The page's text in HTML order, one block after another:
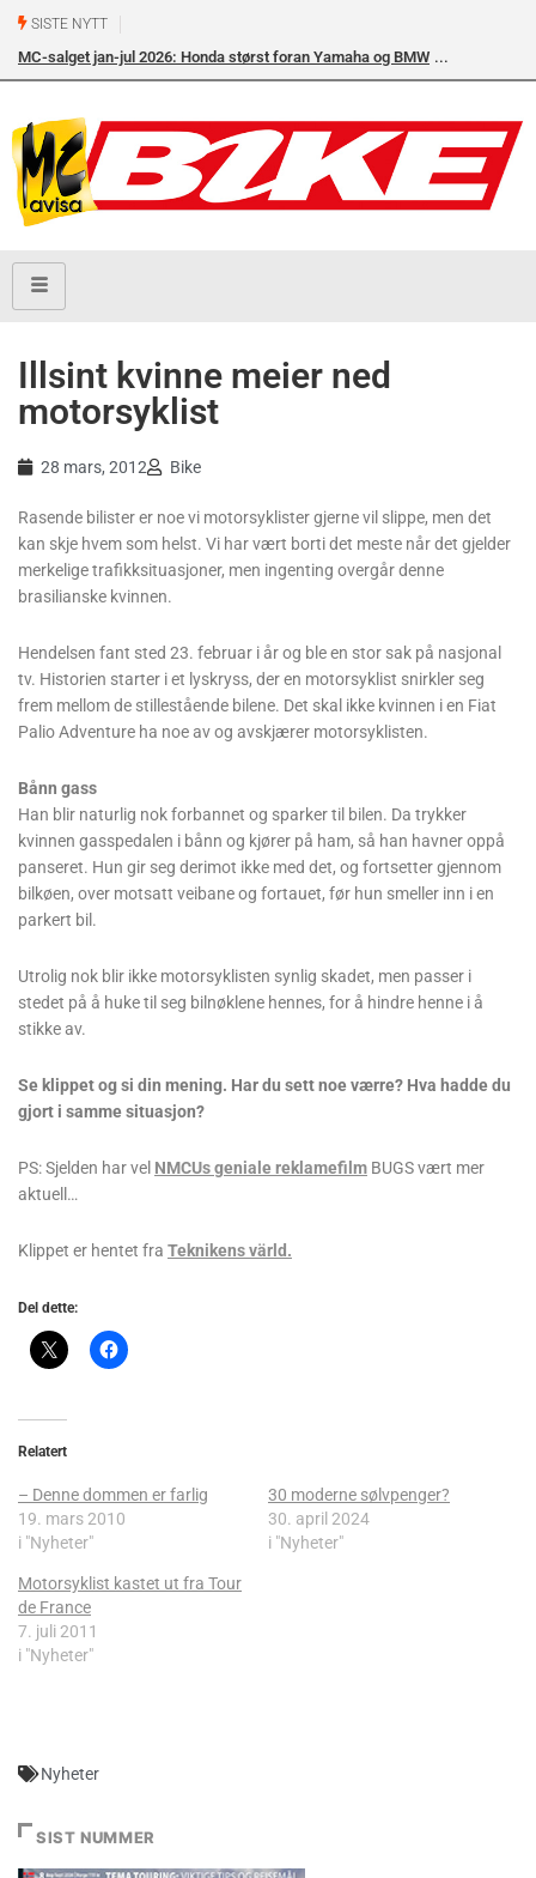
SISTE NYTT
MC-salget jan-jul 2026: Honda størst foran Yamaha og BMW
Illsint kvinne meier ned
motorsyklist
28 mars, 2012 Bike
Rasende bilister er noe vi motorsyklister gjerne vil slippe, men det
kan skje hvem som helst. Vi har vært borti det meste når det gjelder
merkelige trafikksituasjoner, men ingenting overgår denne
brasilianske kvinnen.
Hendelsen fant sted 23. februar i år og ble en stor sak på nasjonal
tv. Historien starter i et lyskryss, der en motorsyklist snirkler seg
frem mellom de stillestående bilene. Det skal ikke kvinnen i en Fiat
Palio Adventure ha noe av og avskjærer motorsyklisten.
Bånn gass
Han blir naturlig nok forbannet og sparker til bilen. Da trykker
kvinnen gasspedalen i bånn og kjører på ham, så han havner oppå
panseret. Hun gir seg derimot ikke med det, og fortsetter gjennom
bilkøen, over motsatt veibane og fortauet, før hun smeller inn i en
parkert bil.
Utrolig nok blir ikke motorsyklisten synlig skadet, men passer i
stedet på å huke til seg bilnøklene hennes, for å hindre henne i å
stikke av.
Se klippet og si din mening. Har du sett noe værre? Hva hadde du
gjort i samme situasjon?
PS: Sjelden har vel NMCUs geniale reklamefilm BUGS vært mer
aktuell…
Klippet er hentet fra Teknikens värld.
Del dette:
Relatert
– Denne dommen er farlig
19. mars 2010
i "Nyheter"
30 moderne sølvpenger?
30. april 2024
i "Nyheter"
Motorsyklist kastet ut fra Tour
de France
7. juli 2011
i "Nyheter"
Nyheter
SIST NUMMER